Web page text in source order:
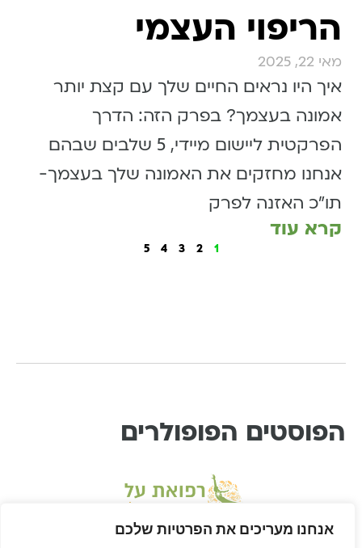
אנחנו מעריכים את הפרטיות שלכם
הריפוי העצמי
מאי 22, 2025
איך היו נראים החיים שלך עם קצת יותר
אמונה בעצמך? בפרק הזה: הדרך
הפרקטית ליישום מיידי, 5 שלבים שבהם
אנחנו מחזקים את האמונה שלך בעצמך-
תו״כ האזנה לפרק
קרא עוד
1
2
3
4
5
הפוסטים הפופולרים